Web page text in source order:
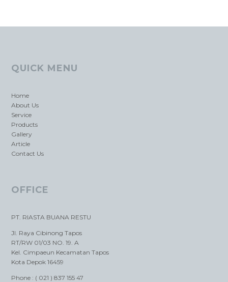
QUICK MENU
Home
About Us
Service
Products
Gallery
Article
Contact Us
OFFICE
PT. RIASTA BUANA RESTU
Jl. Raya Cibinong Tapos
RT/RW 01/03 NO. 19. A
Kel. Cimpaeun Kecamatan Tapos
Kota Depok 16459
Phone : ( 021 ) 837 155 47